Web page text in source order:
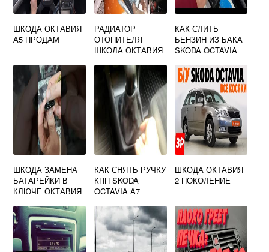
ШКОДА ОКТАВИЯ
А5 ПРОДАМ
РАДИАТОР
ОТОПИТЕЛЯ
ШКОДА ОКТАВИЯ
КАК СЛИТЬ
БЕНЗИН ИЗ БАКА
SKODA OCTAVIA
ШКОДА ЗАМЕНА
БАТАРЕЙКИ В
КЛЮЧЕ ОКТАВИЯ
КАК СНЯТЬ РУЧКУ
КПП SKODA
OCTAVIA A7
ШКОДА ОКТАВИЯ
2 ПОКОЛЕНИЕ